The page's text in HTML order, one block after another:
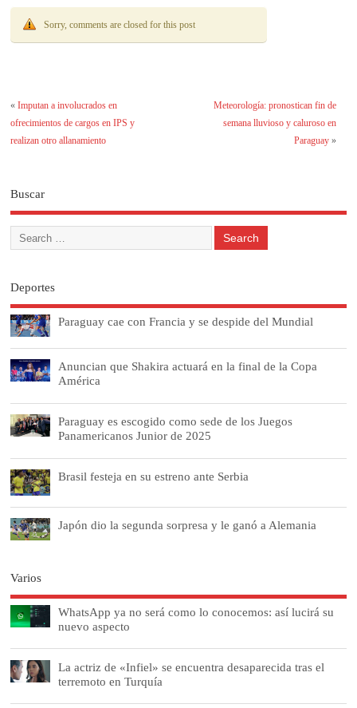
Sorry, comments are closed for this post
«Imputan a involucrados en
ofrecimientos de cargos en IPS y
realizan otro allanamiento
Meteorología: pronostican fin de
semana lluvioso y caluroso en
Paraguay»
Buscar
Deportes
Paraguay cae con Francia y se despide del Mundial
Anuncian que Shakira actuará en la final de la Copa
América
Paraguay es escogido como sede de los Juegos
Panamericanos Junior de 2025
Brasil festeja en su estreno ante Serbia
Japón dio la segunda sorpresa y le ganó a Alemania
Varios
WhatsApp ya no será como lo conocemos: así lucirá su
nuevo aspecto
La actriz de «Infiel» se encuentra desaparecida tras el
terremoto en Turquía